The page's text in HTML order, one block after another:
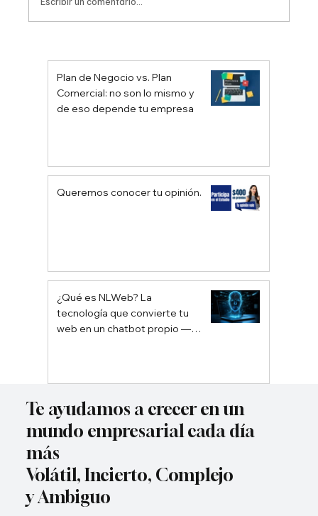
Ver una Obra de Arte? Descubre el
Proceso Mental
Plan de Negocio vs. Plan
Comercial: no son lo mismo y
de eso depende tu empresa
Queremos conocer tu opinión.
¿Qué es NLWeb? La
tecnología que convierte tu
web en un chatbot propio —
Te ayudamos a crecer en un
mundo empresarial cada día
más
Volátil, Incierto, Complejo
y Ambiguo